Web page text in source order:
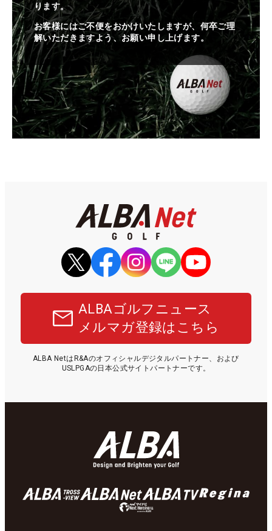
ります。
お客様にはご不便をおかけいたしますが、何卒ご理
解いただきますよう、お願い申し上げます。
ALBAゴルフニュース
メルマガ登録はこちら
ALBA NetはR&Aのオフィシャルデジタルパートナー、および
USLPGAの日本公式サイトパートナーです。